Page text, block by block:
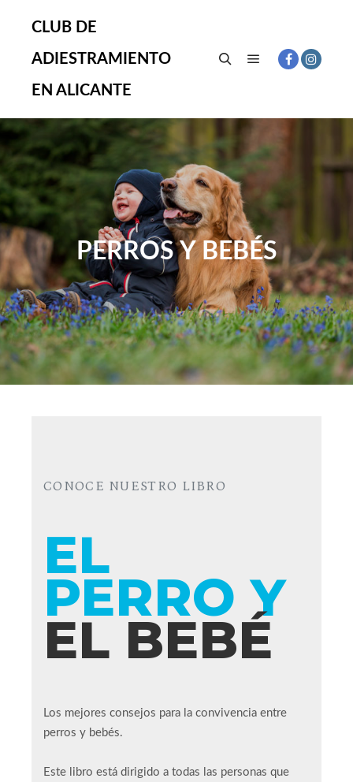
CLUB DE
ADIESTRAMIENTO
EN ALICANTE
PERROS Y BEBÉS
CONOCE NUESTRO LIBRO
EL
PERRO Y
EL BEBÉ
Los mejores consejos para la convivencia entre
perros y bebés.
Este libro está dirigido a todas las personas que